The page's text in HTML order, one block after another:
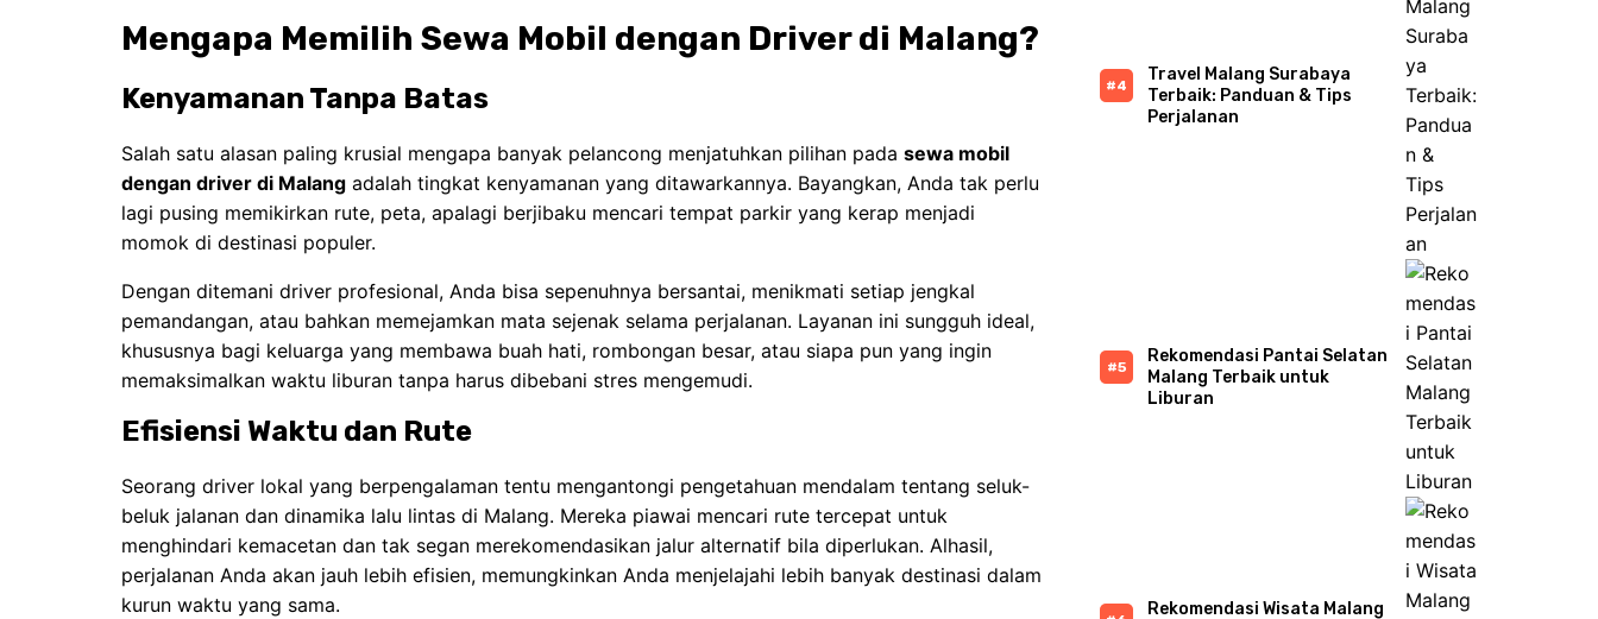
Mengapa Memilih Sewa Mobil dengan Driver di Malang?
Kenyamanan Tanpa Batas
Salah satu alasan paling krusial mengapa banyak pelancong menjatuhkan pilihan pada sewa mobil
dengan driver di Malang adalah tingkat kenyamanan yang ditawarkannya. Bayangkan, Anda tak perlu
lagi pusing memikirkan rute, peta, apalagi berjibaku mencari tempat parkir yang kerap menjadi
momok di destinasi populer.
Dengan ditemani driver profesional, Anda bisa sepenuhnya bersantai, menikmati setiap jengkal
pemandangan, atau bahkan memejamkan mata sejenak selama perjalanan. Layanan ini sungguh ideal,
khususnya bagi keluarga yang membawa buah hati, rombongan besar, atau siapa pun yang ingin
memaksimalkan waktu liburan tanpa harus dibebani stres mengemudi.
Efisiensi Waktu dan Rute
Seorang driver lokal yang berpengalaman tentu mengantongi pengetahuan mendalam tentang seluk-
beluk jalanan dan dinamika lalu lintas di Malang. Mereka piawai mencari rute tercepat untuk
menghindari kemacetan dan tak segan merekomendasikan jalur alternatif bila diperlukan. Alhasil,
perjalanan Anda akan jauh lebih efisien, memungkinkan Anda menjelajahi lebih banyak destinasi dalam
kurun waktu yang sama.
Travel Malang Surabaya
Terbaik: Panduan & Tips
Perjalanan
Rekomendasi Pantai Selatan
Malang Terbaik untuk
Liburan
Rekomendasi Wisata Malang